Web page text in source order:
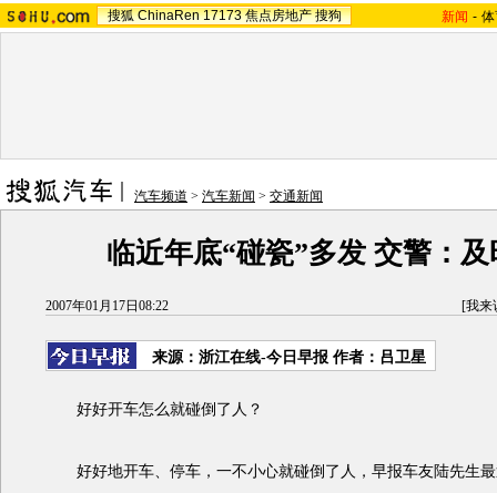
搜狐 ChinaRen 17173 焦点房地产 搜狗 新闻 -
汽车频道 > 汽车新闻 > 交通新闻
临近年底“碰瓷”多发 交警：
2007年01月17日08:22 [我来
来源：浙江在线-今日早报 作者：吕卫星
好好开车怎么就碰倒了人？
好好地开车、停车，一不小心就碰倒了人，早报车友陆先生最